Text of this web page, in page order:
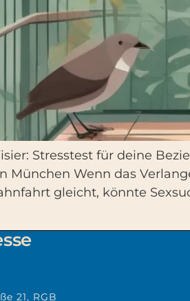
Stresstest für deine
München Wenn das
gleicht, könnte
21, RGB